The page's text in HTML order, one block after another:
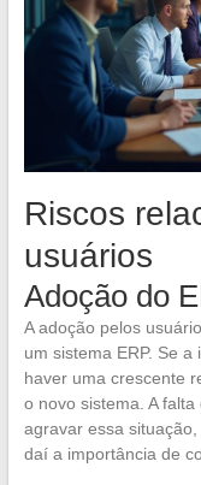
Riscos
usuários
Adoção do
A adoção pelos
um sistema ERP. Se
haver uma crescente
o novo sistema. A
agravar essa
daí a importância de